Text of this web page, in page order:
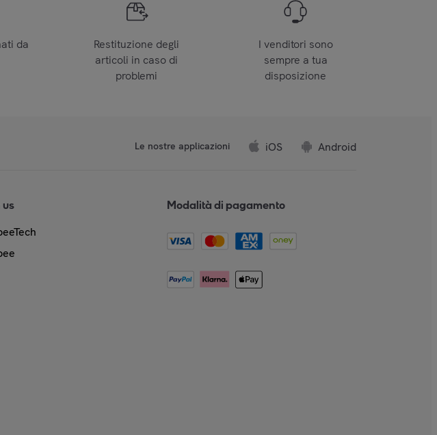
da
Restituzione degli
articoli in caso di
problemi
I venditori sono
sempre a tua
disposizione
Le nostre applicazioni iOS Android
Modalità di pagamento